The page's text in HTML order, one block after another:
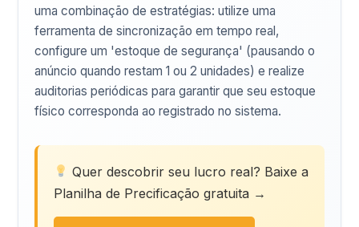
uma combinação de estratégias: utilize uma
ferramenta de sincronização em tempo real,
configure um 'estoque de segurança' (pausando o
anúncio quando restam 1 ou 2 unidades) e realize
auditorias periódicas para garantir que seu estoque
físico corresponda ao registrado no sistema.
Quer descobrir seu lucro real? Baixe a
Planilha de Precificação gratuita →